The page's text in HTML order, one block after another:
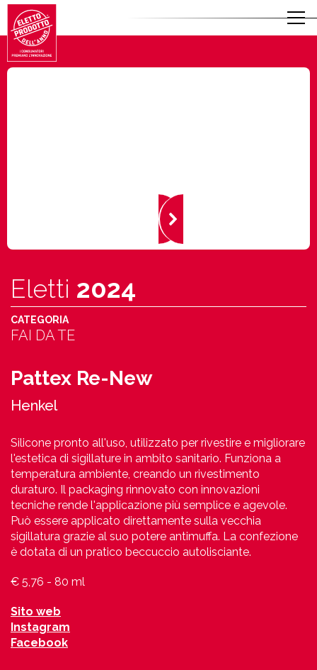
Eletti 2024
CATEGORIA
FAI DA TE
Pattex Re-New
Henkel‭ ‬
Silicone pronto all'uso, utilizzato per rivestire e migliorare
l'estetica di sigillature in ambito sanitario. Funziona a
temperatura ambiente, creando un rivestimento
duraturo. Il packaging rinnovato con innovazioni
tecniche rende l'applicazione più semplice e agevole.
Può essere applicato direttamente sulla vecchia
sigillatura grazie al suo potere antimuffa. La confezione
è dotata di un pratico beccuccio autolisciante.
€ 5,76 - 80 ml
Sito web
Instagram
Facebook